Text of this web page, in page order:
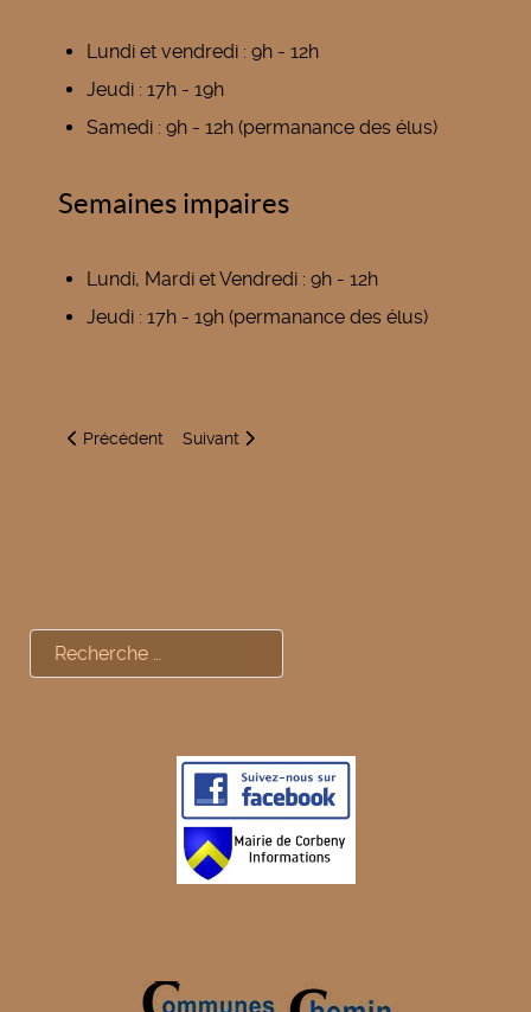
Lundi et vendredi : 9h - 12h
Jeudi : 17h - 19h
Samedi : 9h - 12h (permanance des élus)
Semaines impaires
Lundi, Mardi et Vendredi : 9h - 12h
Jeudi : 17h - 19h (permanance des élus)
Article précédent : Nettoyage du château d'eau
Précédent Article suivant : Actes de cruauté envers les
Suivant
Rechercher